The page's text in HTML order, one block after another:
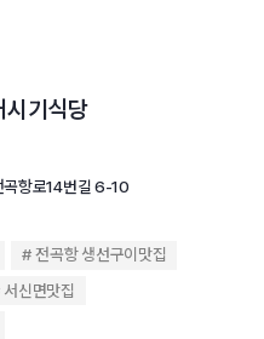
기식당
곡항로14번길 6-10
전곡항 생선구이맛집
서신면맛집